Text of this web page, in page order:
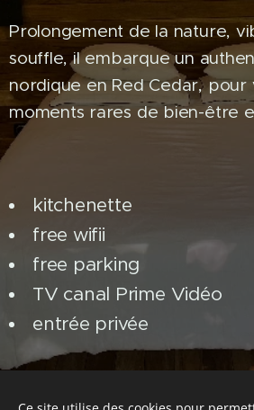
Prolongement de la nature,
souffle, il embarque un
nordique en Red Cedar, pour
moments rares de bien-être
kitchenette
free wifii
free parking
TV canal Prime Vidéo
entrée privée